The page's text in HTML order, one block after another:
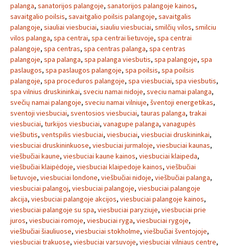
palanga, sanatorijos palangoje, sanatorijos palangoje kainos,
savaitgalio poilsis, savaitgalio poilsis palangoje, savaitgalis
palangoje, siauliai viesbuciai, siauliu viesbuciai, smilčių vilos, smilciu
vilos palanga, spa centrai, spa centrai lietuvoje, spa centrai
palangoje, spa centras, spa centras palanga, spa centras
palangoje, spa palanga, spa palanga viesbutis, spa palangoje, spa
paslaugos, spa paslaugos palangoje, spa poilsis, spa poilsis
palangoje, spa proceduros palangoje, spa viesbuciai, spa viesbutis,
spa vilnius druskininkai, sveciu namai nidoje, sveciu namai palanga,
svečių namai palangoje, sveciu namai vilniuje, šventoji energetikas,
sventoji viesbuciai, sventosios viesbuciai, tauras palanga, trakai
viesbuciai, turkijos viesbuciai, vanagupe palanga, vanagupės
viešbutis, ventspilis viesbuciai, viesbuciai, viesbuciai druskininkai,
viesbuciai druskininkuose, viesbuciai jurmaloje, viesbuciai kaunas,
viešbučiai kaune, viesbuciai kaune kainos, viesbuciai klaipeda,
viešbučiai klaipėdoje, viesbuciai klaipedoje kainos, viešbučiai
lietuvoje, viesbuciai londone, viešbučiai nidoje, viešbučiai palanga,
viesbuciai palangoj, viesbuciai palangoje, viesbuciai palangoje
akcija, viesbuciai palangoje akcijos, viesbuciai palangoje kainos,
viesbuciai palangoje su spa, viesbuciai paryziuje, viesbuciai prie
juros, viesbuciai romoje, viesbuciai ryga, viesbuciai rygoje,
viešbučiai šiauliuose, viesbuciai stokholme, viešbučiai šventojoje,
viesbuciai trakuose, viesbuciai varsuvoje, viesbuciai vilniaus centre,